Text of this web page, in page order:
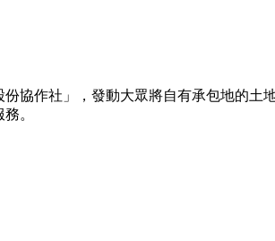
協作社」，發動大眾將自有承包地的土
。